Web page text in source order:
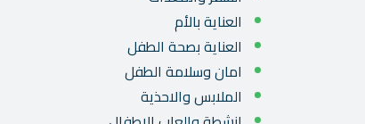
العناية بالأم
العناية بصحة الطفل
امان وسلامة الطفل
الملابس والاحذية